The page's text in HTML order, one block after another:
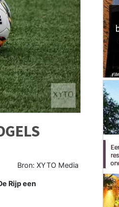
Bron: XYTO Media
Rijp een